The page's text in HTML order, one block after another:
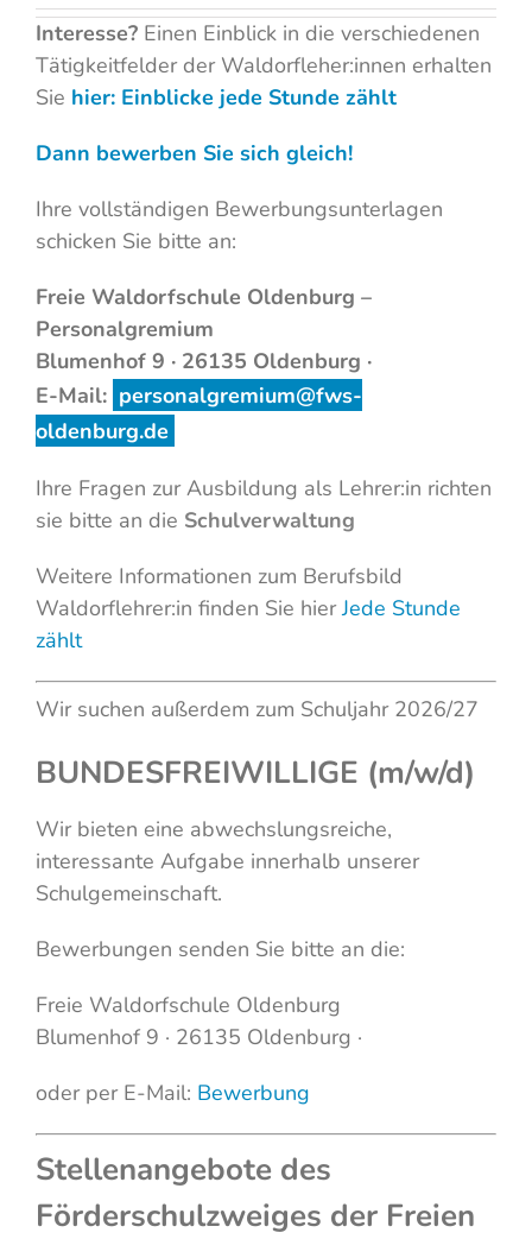
Interesse? Einen Einblick in die verschiedenen
Tätigkeitfelder der Waldorfleher:innen erhalten
Sie hier: Einblicke jede Stunde zählt
Dann bewerben Sie sich gleich!
Ihre vollständigen Bewerbungsunterlagen
schicken Sie bitte an:
Freie Waldorfschule Oldenburg –
Personalgremium
Blumenhof 9 · 26135 Oldenburg ·
E-Mail: personalgremium@fws-
oldenburg.de
Ihre Fragen zur Ausbildung als Lehrer:in richten
sie bitte an die Schulverwaltung
Weitere Informationen zum Berufsbild
Waldorflehrer:in finden Sie hierJede Stunde
zählt
Wir suchen außerdem zum Schuljahr 2026/27
BUNDESFREIWILLIGE (m/w/d)
Wir bieten eine abwechslungsreiche,
interessante Aufgabe innerhalb unserer
Schulgemeinschaft.
Bewerbungen senden Sie bitte an die:
Freie Waldorfschule Oldenburg
Blumenhof 9 · 26135 Oldenburg ·
oder per E-Mail: Bewerbung
Stellenangebote des
Förderschulzweiges der Freien